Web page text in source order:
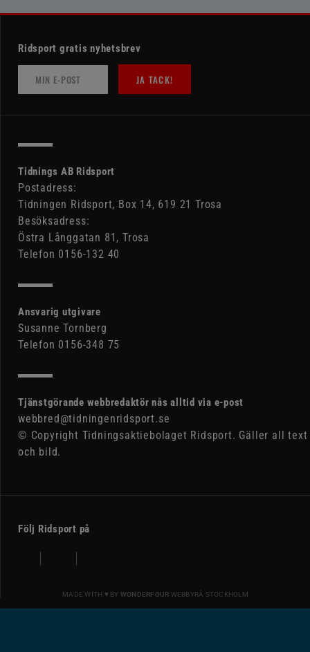
Ridsport gratis nyhetsbrev
JA TACK!
Tidnings AB Ridsport
Postadress:
Tidningen Ridsport, Box 14, 619 21 Trosa
Besöksadress:
Östra Långgatan 81, Trosa
Telefon 0156-132 40
Ansvarig utgivare
Susanne Tornberg
Telefon 0156-348 75
Tjänstgörande webbredaktör nås alltid via e-post
webbred@tidningenridsport.se
© Copyright Tidningsaktiebolaget Ridsport. Gäller all text
och bild.
Följ Ridsport på
MADE WITH ♥ BY WONDERFOUR WEBBYRÅ STOCKHOLM